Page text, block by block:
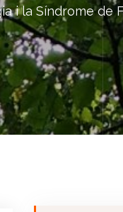
i la Síndrome de